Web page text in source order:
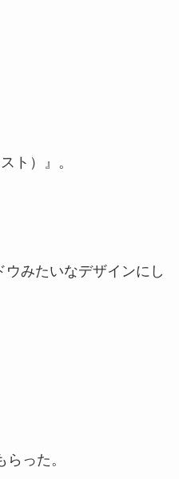
ト）』。
ウみたいなデザインにし
った。